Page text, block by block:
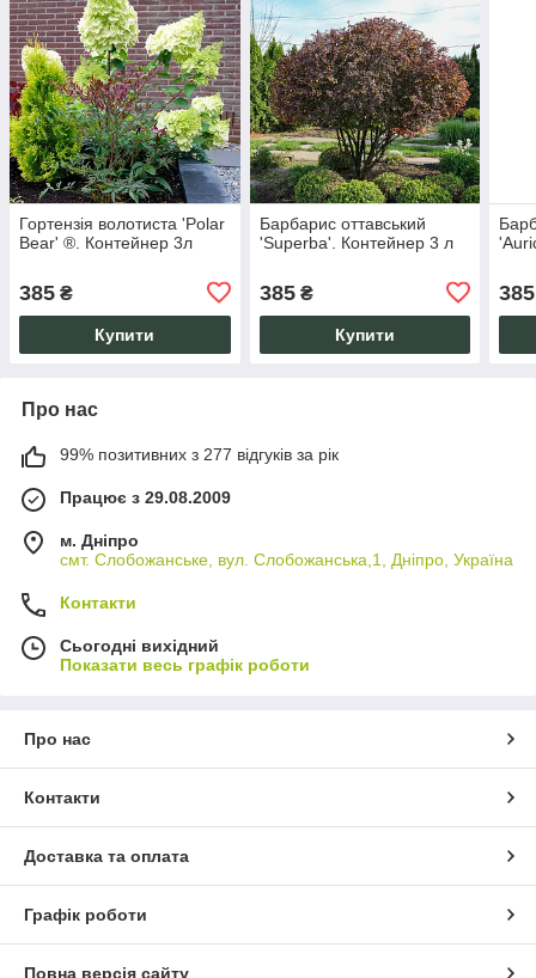
Гортензія волотиста 'Polar
Bear' ®. Контейнер 3л
385 ₴
Купити
Барбарис оттавський
'Superba'. Контейнер 3 л
385₴
Купити
385
Про нас
99% позитивних з 277 відгуків за рік
Працює з 29.08.2009
м. Дніпро
смт. Слобожанське, вул. Слобожанська,1, Дніпро, Україна
Контакти
Сьогодні вихідний
Показати весь графік роботи
Про нас
Контакти
Доставка та оплата
Графік роботи
Повна версія сайту